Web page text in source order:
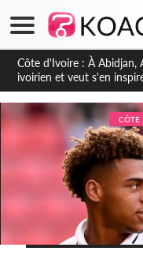
Côte d'Ivoire : 23
d'Abidjan et les Agoras :
projets structurants
CÔTE